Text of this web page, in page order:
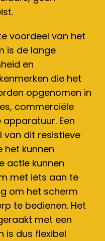
voordeel van het
is de lange
en
die het
opgenomen in
commerciële
Een
van dit resistieve
het kunnen
actie kunnen
met iets aan te
om het scherm
te bedienen. Het
met een
is dus flexibel